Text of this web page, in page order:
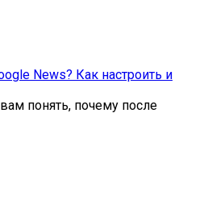
News? Как настроить и
понять, почему после